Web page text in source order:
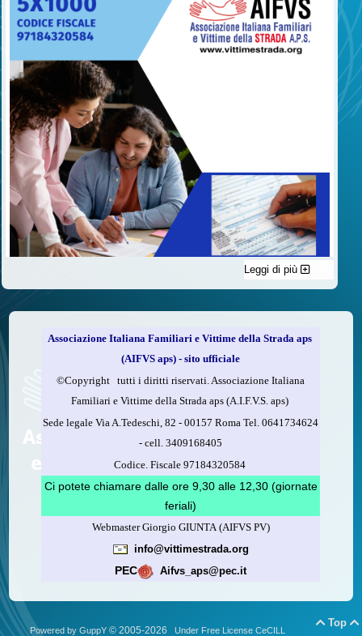
C'è un modo di contribuire alle attività dell’A.I.F.V.S. a favore
delle vittime della strada e per dare giustizia ai superstiti ed ai
loro familiari che non costa nulla: devolvere il 5 per mille della
Compila la scheda CUD o del modello 730.
Firma nel riquadro indicato come “Sostegno delle
organizzazioni non lucrative di utilità sociale, delle associazioni
di promozione sociale...”
Indica nel riquadro il codice fiscale dell’A.I.F.V.S.:
97184320584
Leggi come fare
(versione stampabile)
Leggi di più
Associazione Italiana Familiari e Vittime della Strada aps
(AIFVS aps) - sito ufficiale
©​Copyright tutti i diritti riservati. Associazione Italiana
Familiari e Vittime della Strada aps (A.I.F.V.S. aps)
Sede legale Via A.Tedeschi, 82 - 00157 Roma Tel. 0641734624
-cell.3409168405
Codice. Fiscale 97184320584
Ci potete chiamare dalle ore 9,30 alle 12,30 (giornate
feriali)
Webmaster Giorgio GIUNTA (AIFVS PV)
info@vittimestrada.org
PEC Aifvs_aps@pec.it
Top 
Powered by GuppY © 2005-2026 Under Free License CeCILL